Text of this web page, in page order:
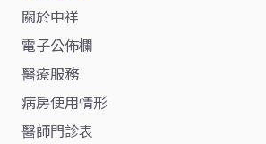
關於中祥
電子公佈欄
醫療服務
病房使用情形
醫師門診表